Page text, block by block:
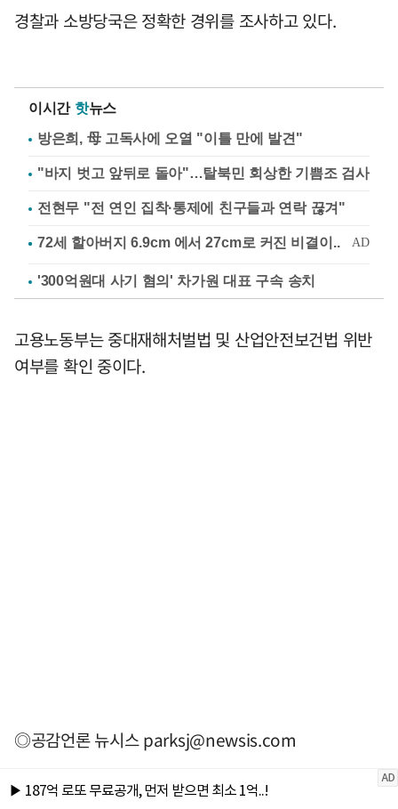
경찰과 소방당국은 정확한 경위를 조사하고 있다.
이시간 핫뉴스
방은희, 母 고독사에 오열 "이틀 만에 발견"
"바지 벗고 앞뒤로 돌아"…탈북민 회상한 기쁨조 검사
전현무 "전 연인 집착·통제에 친구들과 연락 끊겨"
'300억원대 사기 혐의' 차가원 대표 구속 송치
고용노동부는 중대재해처벌법 및 산업안전보건법 위반
여부를 확인 중이다.
◎공감언론 뉴시스parksj@newsis.com